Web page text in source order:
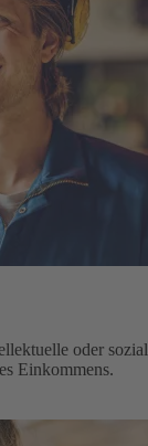
oder
Einkommens.